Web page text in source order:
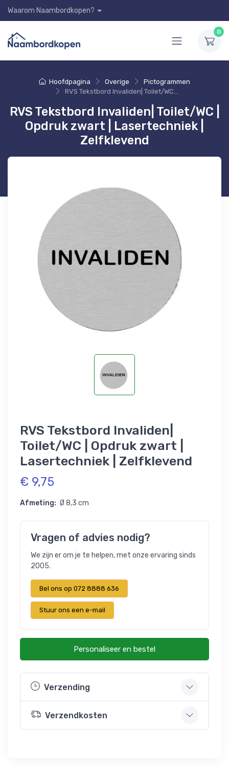
Waarom Naambordkopen?
0
Hoofdpagina Overige
Pictogrammen
RVS Tekstbord Invaliden| Toilet/WC | Opdruk zwart | Lasertechniek | Zelfklevend
RVS Tekstbord Invaliden| Toilet/WC |
Opdruk zwart | Lasertechniek |
Zelfklevend
RVS Tekstbord Invaliden|
Toilet/WC | Opdruk zwart |
Lasertechniek | Zelfklevend
€ 9,75
Afmeting: Ø 8,3 cm
Vragen of advies nodig?
We zijn er om je te helpen, met onze ervaring sinds
2005.
Bel ons op 072 8888 636
Stuur ons een e-mail
Personaliseer en bestel
Verzending
Verzendkosten